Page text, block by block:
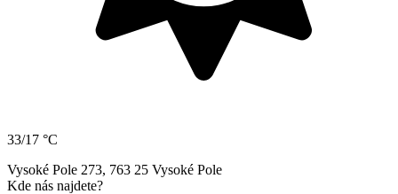
33/17 °C
Vysoké Pole 273, 763 25 Vysoké Pole
Kde nás najdete?